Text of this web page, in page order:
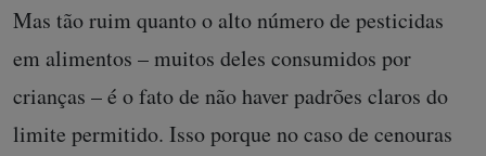
Mas tão ruim quanto o alto número de pesticidas
em alimentos – muitos deles consumidos por
crianças – é o fato de não haver padrões claros do
limite permitido. Isso porque no caso de cenouras